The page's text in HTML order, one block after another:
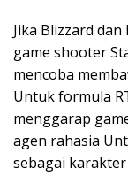
Jika Blizzard
game shooter
mencoba
Untuk formula
menggarap
agen rahasia
sebagai